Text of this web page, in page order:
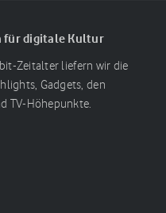
für digitale Kultur
Zeitalter liefern wir die
Gadgets, den
TV-Höhepunkte.